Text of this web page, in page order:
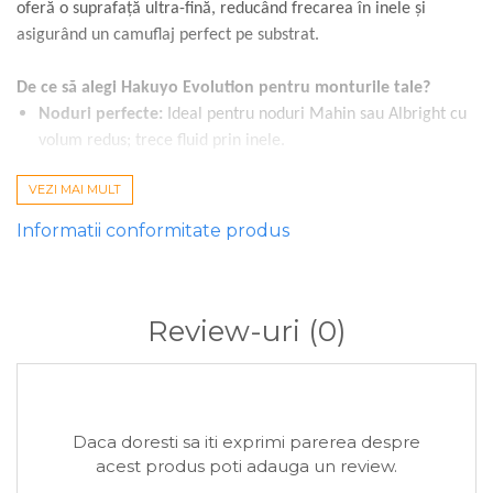
oferă o suprafață ultra-fină, reducând frecarea în inele și
asigurând un camuflaj perfect pe substrat.
De ce să alegi Hakuyo Evolution pentru monturile tale?
Noduri perfecte: Ideal pentru noduri Mahin sau Albright cu
volum redus; trece fluid prin inele.
Maleabilitate extremă:
perfecte pentru saci solubili sau monturi cu lat.
Structura strânsă previne
Diametru Rezistență
Utilizare
VEZI MAI MULT
Informatii conformitate produs
Review-uri (0)
Daca doresti sa iti exprimi parerea despre
acest produs poti adauga un review.